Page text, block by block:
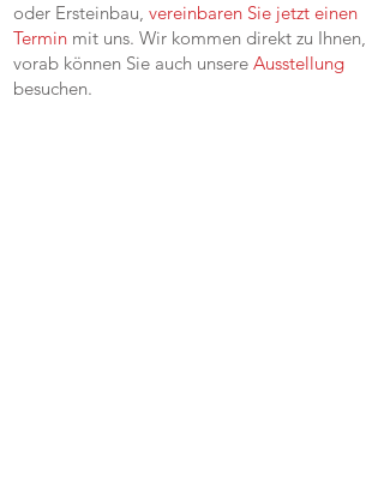
oder Ersteinbau, vereinbaren Sie jetzt einen
Termin mit uns. Wir kommen direkt zu Ihnen,
vorab können Sie auch unsere Ausstellung
besuchen.